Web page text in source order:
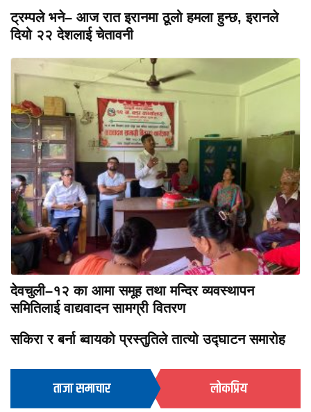
ट्रम्पले भने– आज रात इरानमा ठूलो हमला हुन्छ, इरानले
दियो २२ देशलाई चेतावनी
देवचुली–१२ का आमा समूह तथा मन्दिर व्यवस्थापन
समितिलाई वाद्यवादन सामग्री वितरण
सकिरा र बर्ना ब्वायको प्रस्तुतिले तात्यो उद्घाटन समारोह
ताजा समाचार लोकप्रिय